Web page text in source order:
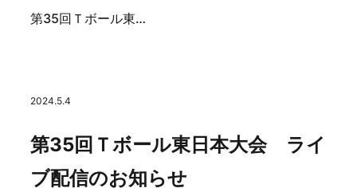
第35回Ｔボール東日本大会 ライブ配信のお知らせ
2024.5.4
第35回Ｔボール東日本大会 ライ
ブ配信のお知らせ